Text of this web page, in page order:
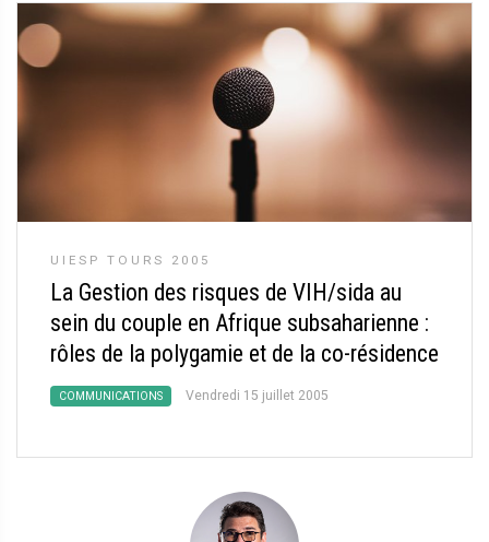
UIESP TOURS 2005
La Gestion des risques de VIH/sida au
sein du couple en Afrique subsaharienne :
rôles de la polygamie et de la co-résidence
COMMUNICATIONS Vendredi 15 juillet 2005